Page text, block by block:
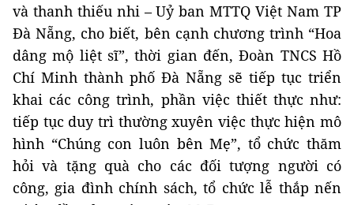
và thanh thiếu nhi – Uỷ ban MTTQ Việt Nam TP
Đà Nẵng, cho biết, bên cạnh chương trình “Hoa
dâng mộ liệt sĩ”, thời gian đến, Đoàn TNCS Hồ
Chí Minh thành phố Đà Nẵng sẽ tiếp tục triển
khai các công trình, phần việc thiết thực như:
tiếp tục duy trì thường xuyên việc thực hiện mô
hình “Chúng con luôn bên Mẹ”, tổ chức thăm
hỏi và tặng quà cho các đối tượng người có
công, gia đình chính sách, tổ chức lễ thắp nến